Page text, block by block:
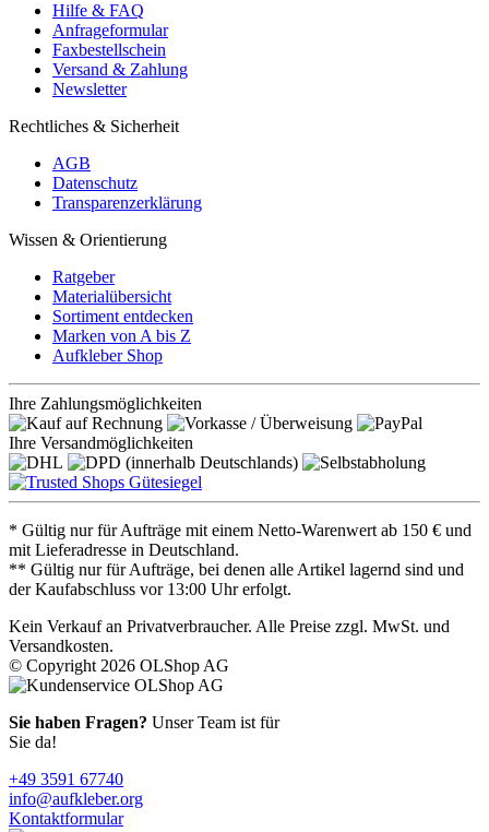
Hilfe & FAQ
Anfrageformular
Faxbestellschein
Versand & Zahlung
Newsletter
Rechtliches & Sicherheit
AGB
Datenschutz
Transparenzerklärung
Wissen & Orientierung
Ratgeber
Materialübersicht
Sortiment entdecken
Marken von A bis Z
Aufkleber Shop
Ihre Zahlungsmöglichkeiten
Ihre Versandmöglichkeiten
* Gültig nur für Aufträge mit einem Netto-Warenwert ab 150 € und
mit Lieferadresse in Deutschland.
** Gültig nur für Aufträge, bei denen alle Artikel lagernd sind und
der Kaufabschluss vor 13:00 Uhr erfolgt.
Kein Verkauf an Privatverbraucher. Alle Preise zzgl. MwSt. und
Versandkosten.
© Copyright 2026 OLShop AG
Sie haben Fragen? Unser Team ist für
Sie da!
+49 3591 67740
info@aufkleber.org
Kontaktformular